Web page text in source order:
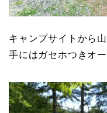
キャンプサイトから
手にはガセホつきオ